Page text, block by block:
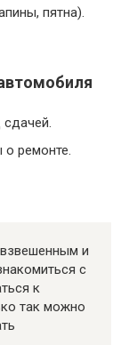
пятна).
о ремонте.
и
с
к
так можно